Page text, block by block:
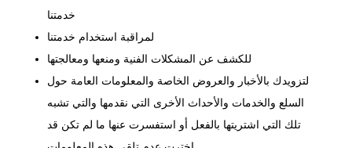
خدمتنا
لمراقبة استخدام خدمتنا
للكشف عن المشكلات الفنية ومنعها ومعالجتها
لتزويدك بالأخبار والعروض الخاصة والمعلومات العامة حول
السلع والخدمات والأحداث الأخرى التي نقدمها والتي تشبه
تلك التي اشتريتها بالفعل أو استفسرت عنها ما لم تكن قد